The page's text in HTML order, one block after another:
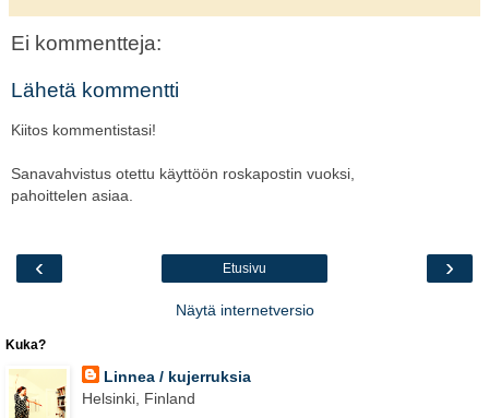
Ei kommentteja:
Lähetä kommentti
Kiitos kommentistasi!
Sanavahvistus otettu käyttöön roskapostin vuoksi,
pahoittelen asiaa.
‹ ›
Etusivu
Näytä internetversio
Kuka?
Linnea / kujerruksia
Helsinki, Finland